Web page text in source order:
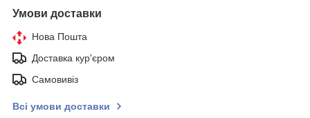
Умови доставки
Нова Пошта
Доставка кур'єром
Самовивіз
Всі умови доставки